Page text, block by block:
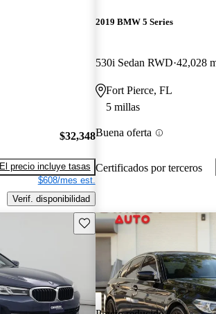
$32,348
El precio incluye tasas
$608/mes est.
Verif. disponibilidad
2019 BMW 5 Series
530i Sedan RWD 42,028
Fort Pierce, FL
5 millas
Buena oferta
Certificados por terceros
Guarda este Aviso